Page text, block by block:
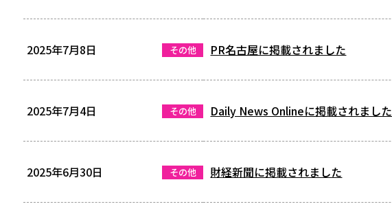
2025年7月8日 その他 PR名古屋に掲載されました
2025年7月4日 その他 Daily News Onlineに掲載されました
2025年6月30日 その他 財経新聞に掲載されました